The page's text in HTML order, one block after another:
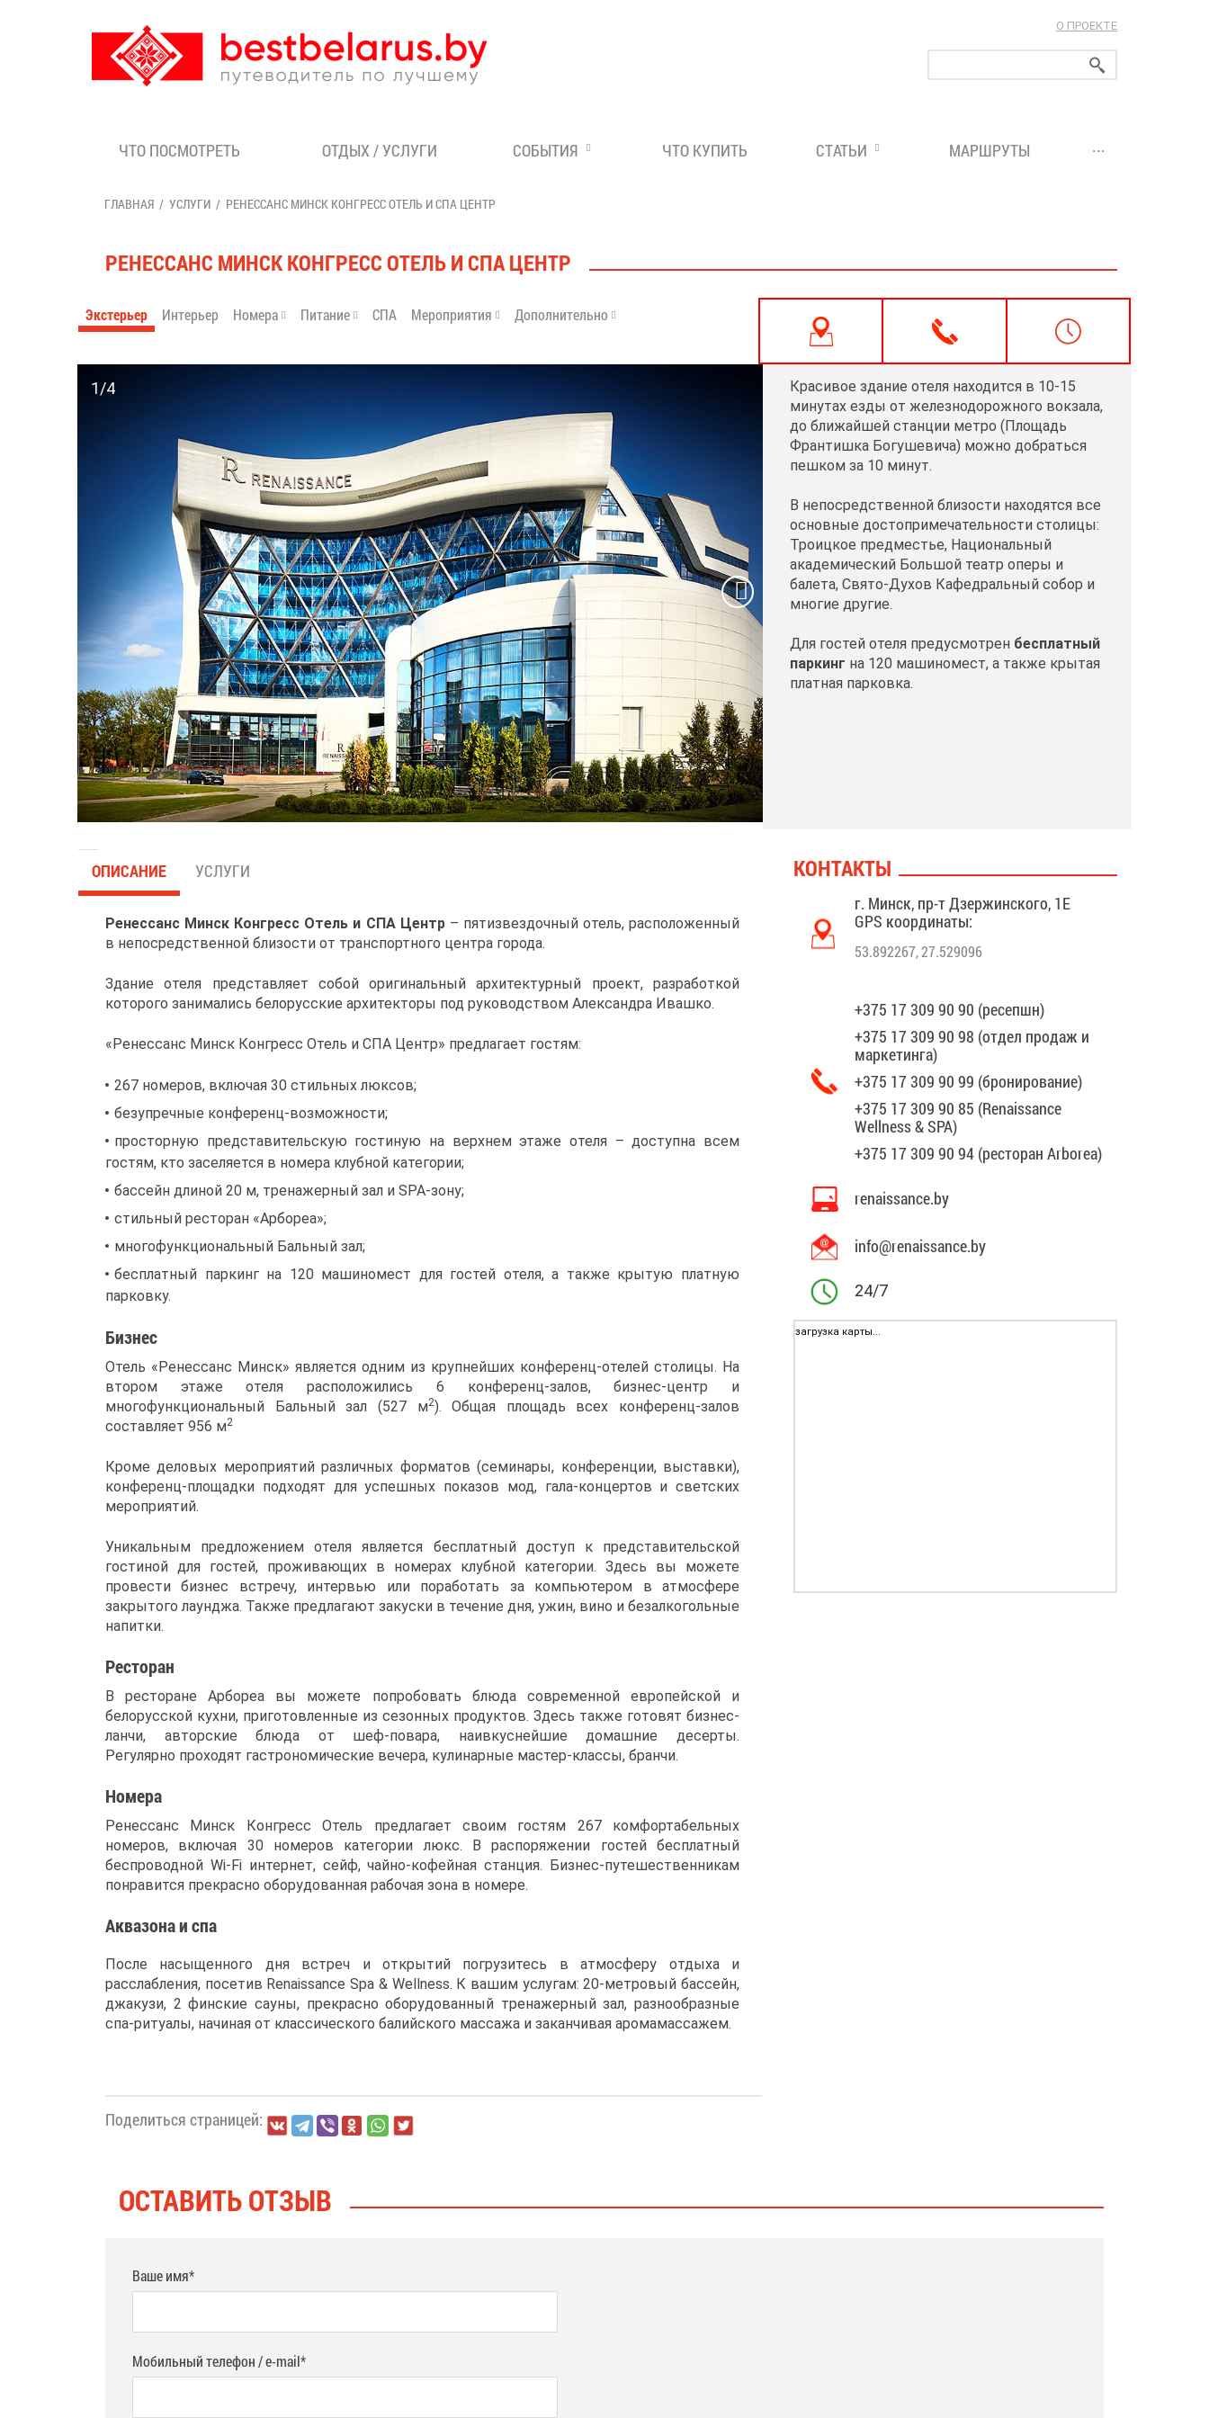
О ПРОЕКТЕ
ЧТО ПОСМОТРЕТЬ ОТДЫХ / УСЛУГИ СОБЫТИЯ ЧТО КУПИТЬ СТАТЬИ МАРШРУТЫ ...
ГЛАВНАЯ УСЛУГИ РЕНЕССАНС МИНСК КОНГРЕСС ОТЕЛЬ И СПА ЦЕНТР
РЕНЕССАНС МИНСК КОНГРЕСС ОТЕЛЬ И СПА ЦЕНТР
Экстерьер Интерьер Номера Питание СПА Мероприятия Дополнительно
Красивое здание отеля находится в 10-15
минутах езды от железнодорожного вокзала,
до ближайшей станции метро (Площадь
Франтишка Богушевича) можно добраться
пешком за 10 минут.
В непосредственной близости находятся все
основные достопримечательности столицы:
Троицкое предместье, Национальный
академический Большой театр оперы и
балета, Свято-Духов Кафедральный собор и
многие другие.
Для гостей отеля предусмотрен бесплатный
паркинг на 120 машиномест, а также крытая
платная парковка.
1/4
ОПИСАНИЕ УСЛУГИ
Ренессанс Минск Конгресс Отель и СПА Центр– пятизвездочный отель, расположенный
в непосредственной близости от транспортного центра города.
Здание отеля представляет собой оригинальный архитектурный проект, разработкой
которого занимались белорусские архитекторы под руководством Александра Ивашко.
«Ренессанс Минск Конгресс Отель и СПА Центр» предлагает гостям:
267 номеров, включая 30 стильных люксов;
безупречные конференц-возможности;
просторную представительскую гостиную на верхнем этаже отеля – доступна всем
гостям, кто заселяется в номера клубной категории;
бассейн длиной 20 м, тренажерный зал и SPA-зону;
стильный ресторан «Арбореа»;
многофункциональный Бальный зал;
бесплатный паркинг на 120 машиномест для гостей отеля, а также крытую платную
парковку.
Бизнес
Отель «Ренессанс Минск» является одним из крупнейших конференц-отелей столицы. На
втором этаже отеля расположились 6 конференц-залов, бизнес-центр и
многофункциональный Бальный зал (527 м2). Общая площадь всех конференц-залов
составляет 956 м2
Кроме деловых мероприятий различных форматов (семинары, конференции, выставки),
конференц-площадки подходят для успешных показов мод, гала-концертов и светских
мероприятий.
Уникальным предложением отеля является бесплатный доступ к представительской
гостиной для гостей, проживающих в номерах клубной категории. Здесь вы можете
провести бизнес встречу, интервью или поработать за компьютером в атмосфере
закрытого лаунджа. Также предлагают закуски в течение дня, ужин, вино и безалкогольные
напитки.
Ресторан
В ресторане Арбореа вы можете попробовать блюда современной европейской и
белорусской кухни, приготовленные из сезонных продуктов. Здесь также готовят бизнес-
ланчи, авторские блюда от шеф-повара, наивкуснейшие домашние десерты.
Регулярно проходят гастрономические вечера, кулинарные мастер-классы, бранчи.
Номера
Ренессанс Минск Конгресс Отель предлагает своим гостям 267 комфортабельных
номеров, включая 30 номеров категории люкс. В распоряжении гостей бесплатный
беспроводной Wi-Fi интернет, сейф, чайно-кофейная станция. Бизнес-путешественникам
понравится прекрасно оборудованная рабочая зона в номере.
Аквазона и спа
После насыщенного дня встреч и открытий погрузитесь в атмосферу отдыха и
расслабления, посетив Renaissance Spa & Wellness. К вашим услугам: 20-метровый бассейн,
джакузи, 2 финские сауны, прекрасно оборудованный тренажерный зал, разнообразные
спа-ритуалы, начиная от классического балийского массажа и заканчивая аромамассажем.
КОНТАКТЫ
г. Минск, пр-т Дзержинского, 1Е
GPS координаты:
53.892267, 27.529096
+375 17 309 90 90 (ресепшн)
+375 17 309 90 98 (отдел продаж и
маркетинга)
+375 17 309 90 99 (бронирование)
+375 17 309 90 85 (Renaissance
Wellness & SPA)
+375 17 309 90 94 (ресторан Arborea)
renaissance.by
info@renaissance.by
24/7
загрузка карты...
Поделиться страницей:
ОСТАВИТЬ ОТЗЫВ
Ваше имя*
Мобильный телефон / e-mail*